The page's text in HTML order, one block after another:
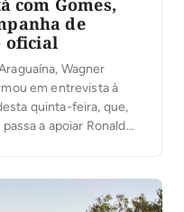
com Gomes,
de
oficial
Wagner
em entrevista à
quinta-feira, que,
a apoiar Ronaldo